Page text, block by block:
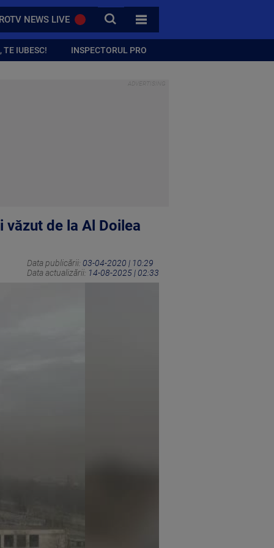
NEWS LIVE CAUTA
TOATE CATEGORIILE
TE IUBESC! INSPECTORUL PRO
văzut de la Al Doilea
Data publicării: 03-04-2020 | 10:29
Data actualizării: 14-08-2025 | 02:33